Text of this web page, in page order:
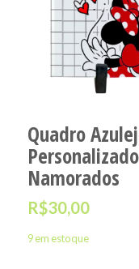
Quadro
Namorados
R$30,00
9 em estoque